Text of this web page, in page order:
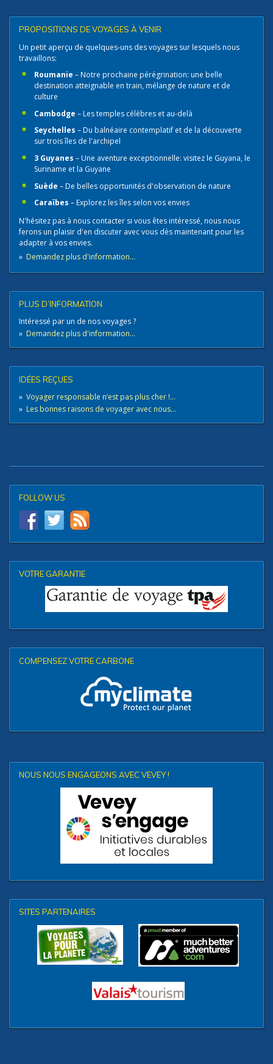
PROPOSITIONS DE VOYAGES À VENIR
Un petit aperçu de quelques-uns des voyages sur lesquels nous
travaillons:
Roumanie – Notre prochaine pérégrination: une belle
destination atteignable en train, mélange de nature et de
culture
Cambodge – Les temples célèbres et au-delà
Seychelles – Du balnéaire contemplatif et de la découverte
sur trois îles de l'archipel
3 Guyanes – Une aventure exceptionnelle: visitez le Guyana, le
Suriname et la Guyane
Suède – De belles opportunités d'observation de nature
Caraïbes – Explorez les îles selon vos envies
N'hésitez pas à nous contacter​ si vous êtes intéressé, nous nous
ferons un plaisir d'en discuter avec vous dès maintenant pour les
adapter à vos envies.
» Demandez plus d'information...
PLUS D’INFORMATION
Intéressé par un de nos voyages ?
» Demandez plus d'information...
IDÉES REÇUES
» Voyager responsable n’est pas plus cher !...
» Les bonnes raisons de voyager avec nous...
FOLLOW US
VOTRE GARANTIE
COMPENSEZ VOTRE CARBONE
NOUS NOUS ENGAGEONS AVEC VEVEY !
SITES PARTENAIRES